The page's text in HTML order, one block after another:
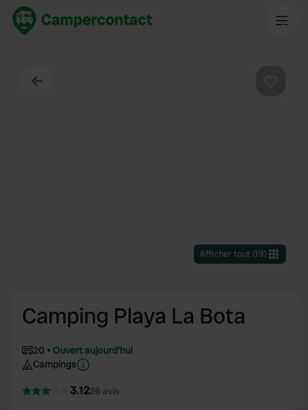
Afficher tout(19)
Camping Playa La Bota
20
Ouvert aujourd'hui
Campings
3.1226 avis